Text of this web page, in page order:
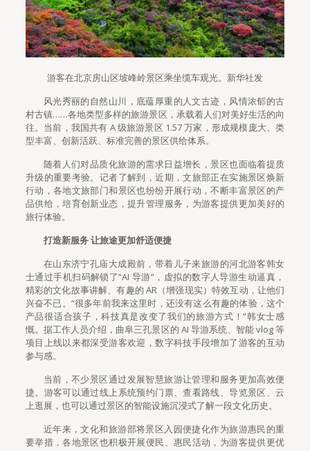
游客在北京房山区坡峰岭景区乘坐缆车观光。新华社发
风光秀丽的自然山川，底蕴厚重的人文古迹，风情浓郁的古
村古镇……各地类型多样的旅游景区，承载着人们对美好生活的向
往。当前，我国共有 A 级旅游景区 1.57 万家，形成规模庞大、类
型丰富、创新活跃、标准完善的景区供给体系。
随着人们对品质化旅游的需求日益增长，景区也面临着提质
升级的重要考验。记者了解到，近期，文旅部正在实施景区焕新
行动，各地文旅部门和景区也纷纷开展行动，不断丰富景区的产
品供给，培育创新业态，提升管理服务，为游客提供更加美好的
旅行体验。
打造新服务 让旅途更加舒适便捷
在山东济宁孔庙大成殿前，带着儿子来旅游的河北游客韩女
士通过手机扫码解锁了“AI 导游”，虚拟的数字人导游生动逼真，
精彩的文化故事讲解、有趣的 AR（增强现实）特效互动，让他们
兴奋不已。“很多年前我来这里时，还没有这么有趣的体验，这个
产品很适合孩子，科技真是改变了我们的旅游方式！”韩女士感
慨。据工作人员介绍，曲阜三孔景区的 AI 导游系统、智能 vlog 等
项目上线以来都深受游客欢迎，数字科技手段增加了游客的互动
参与感。
当前，不少景区通过发展智慧旅游让管理和服务更加高效便
捷。游客可以通过线上系统预约门票、查看路线、导览景区、云
上逛展，也可以通过景区的智能设施沉浸式了解一段文化历史。
近年来，文化和旅游部将景区入园便捷化作为旅游惠民的重
要举措，各地景区也积极开展便民、惠民活动，为游客提供更优